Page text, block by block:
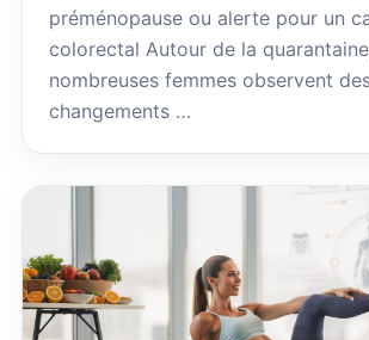
préménopause ou alerte pour un
colorectal Autour de la
nombreuses femmes observent
changements …